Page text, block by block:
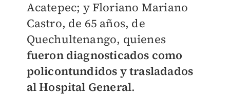
Acatepec; y Floriano Mariano
Castro, de 65 años, de
Quechultenango, quienes
fueron diagnosticados como
policontundidos y trasladados
al Hospital General.